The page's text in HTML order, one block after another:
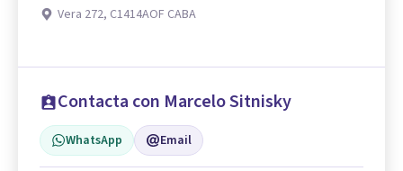
Vera 272, C1414AOF CABA
Contacta con Marcelo Sitnisky
WhatsApp Email